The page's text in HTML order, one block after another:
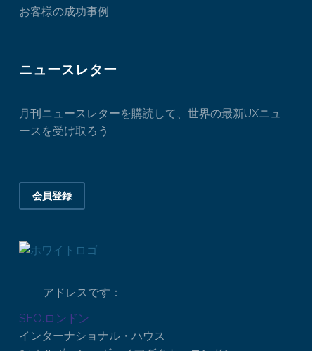
お客様の成功事例
ニュースレター
月刊ニュースレターを購読して、世界の最新UXニュ
ースを受け取ろう
会員登録
アドレスです：
SEO.ロンドン
インターナショナル・ハウス